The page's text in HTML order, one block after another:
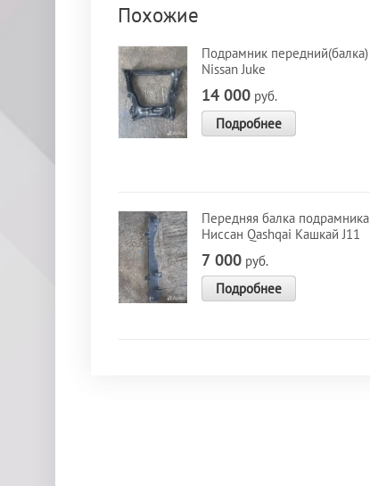
Похожие
Подрамник передний(балка)
Nissan Juke
14 000 руб.
Подробнее
Передняя балка подрамника
Ниссан Qashqai Кашкай J11
7 000 руб.
Подробнее